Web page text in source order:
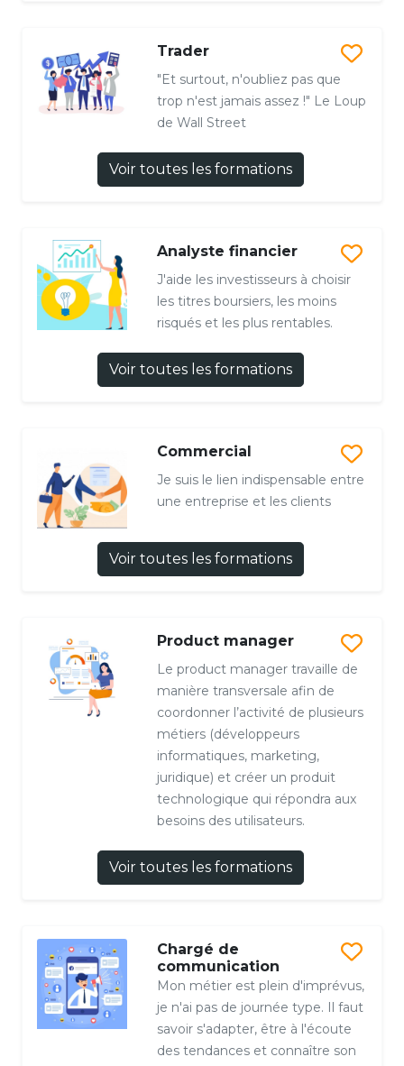
Trader
"Et surtout, n'oubliez pas que
trop n'est jamais assez !" Le Loup
de Wall Street
Voir toutes les formations
Analyste financier
J'aide les investisseurs à choisir
les titres boursiers, les moins
risqués et les plus rentables.
Voir toutes les formations
Commercial
Je suis le lien indispensable entre
une entreprise et les clients
Voir toutes les formations
Product manager
Le product manager travaille de
manière transversale afin de
coordonner l’activité de plusieurs
métiers (développeurs
informatiques, marketing,
juridique) et créer un produit
technologique qui répondra aux
besoins des utilisateurs.
Voir toutes les formations
Chargé de
communication
Mon métier est plein d'imprévus,
je n'ai pas de journée type. Il faut
savoir s'adapter, être à l'écoute
des tendances et connaître son